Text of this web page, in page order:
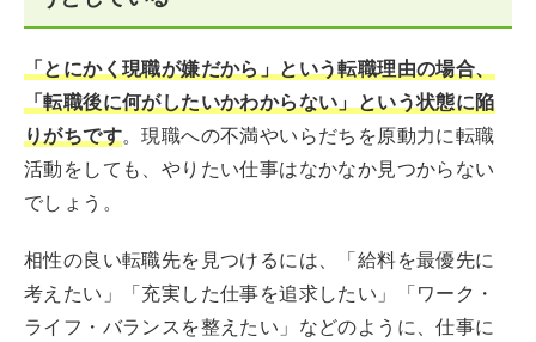
「とにかく現職が嫌だから」という転職理由の場合、
「転職後に何がしたいかわからない」という状態に陥
りがちです。現職への不満やいらだちを原動力に転職
活動をしても、やりたい仕事はなかなか見つからない
でしょう。
相性の良い転職先を見つけるには、「給料を最優先に
考えたい」「充実した仕事を追求したい」「ワーク・
ライフ・バランスを整えたい」などのように、仕事に